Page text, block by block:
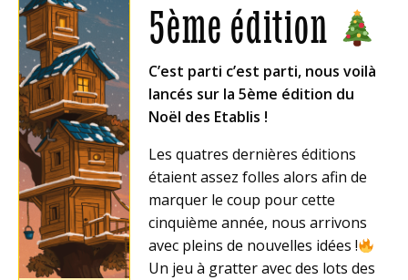
5ème édition
C’est parti c’est parti, nous voilà
lancés sur la 5ème édition du
Noël des Etablis !
Les quatres dernières éditions
étaient assez folles alors afin de
marquer le coup pour cette
cinquième année, nous arrivons
avec pleins de nouvelles idées !
Un jeu à gratter avec des lots des